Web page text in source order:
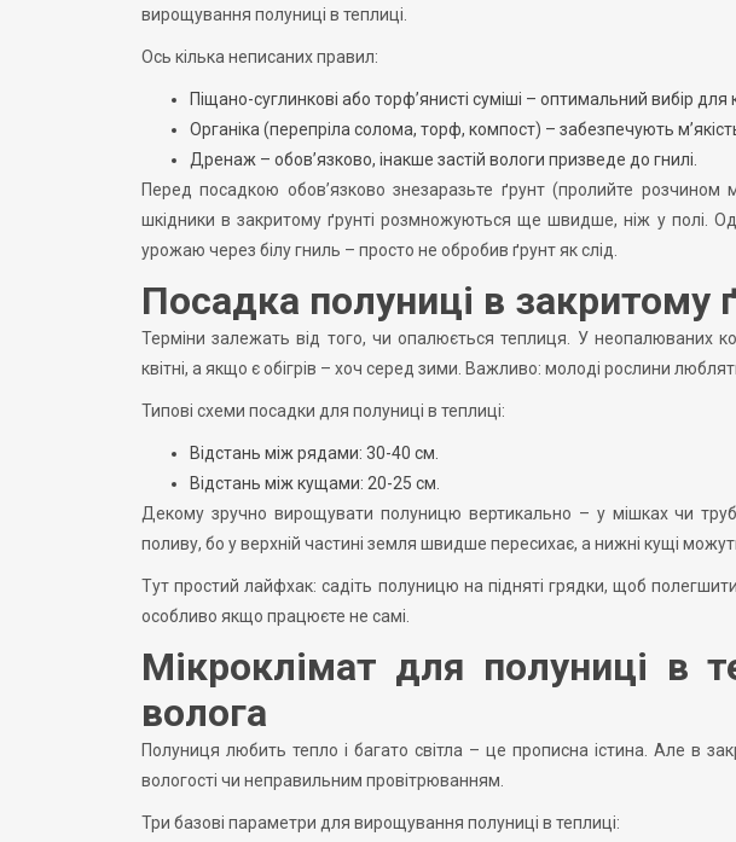
вирощування полуниці в теплиці.
Ось кілька неписаних правил:
Піщано-суглинкові або торф’янисті суміші – оптимальний вибір для
Органіка (перепріла солома, торф, компост) – забезпечують
Дренаж – обов’язково, інакше застій вологи призведе до гнилі.
Перед посадкою обов’язково знезаразьте ґрунт (пролийте розчином
шкідники в закритому ґрунті розмножуються ще швидше, ніж у полі.
урожаю через білу гниль – просто не обробив ґрунт як слід.
Посадка полуниці в закритому
Терміни залежать від того, чи опалюється теплиця. У неопалюваних
квітні, а якщо є обігрів – хоч серед зими. Важливо: молоді рослини
Типові схеми посадки для полуниці в теплиці:
Відстань між рядами: 30-40 см.
Відстань між кущами: 20-25 см.
Декому зручно вирощувати полуницю вертикально – у мішках чи
поливу, бо у верхній частині земля швидше пересихає, а нижні кущі
Тут простий лайфхак: садіть полуницю на підняті грядки, щоб
особливо якщо працюєте не самі.
Мікроклімат для полуниці в
волога
Полуниця любить тепло і багато світла – це прописна істина. Але в
вологості чи неправильним провітрюванням.
Три базові параметри для вирощування полуниці в теплиці: